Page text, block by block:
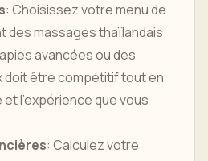
: Choisissez votre menu de
des massages thaïlandais
avancées ou des
doit être compétitif tout en
l’expérience que vous
: Calculez votre